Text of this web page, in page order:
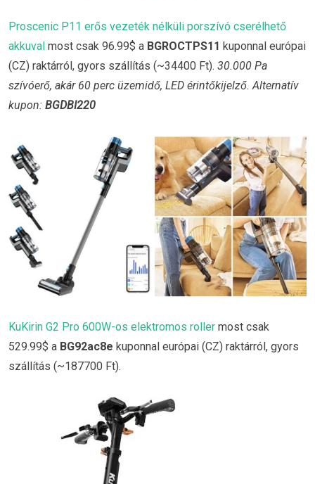
Proscenic P11 erős vezeték nélküli porszívó cserélhető
akkuval most csak 96.99$ a BGROCTPS11 kuponnal európai
(CZ) raktárról, gyors szállítás (~34400 Ft). 30.000 Pa
szívóerő, akár 60 perc üzemidő, LED érintőkijelző. Alternatív
kupon: BGDBI220
KuKirin G2 Pro 600W-os elektromos roller most csak
529.99$ a BG92ac8e kuponnal európai (CZ) raktárról, gyors
szállítás (~187700 Ft).